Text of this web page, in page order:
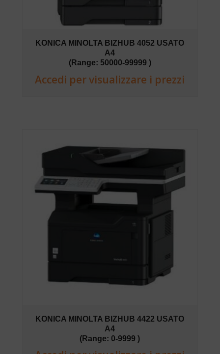
KONICA MINOLTA BIZHUB 4052 USATO
A4
(Range: 50000-99999 )
Accedi per visualizzare i prezzi
KONICA MINOLTA BIZHUB 4422 USATO
A4
(Range: 0-9999 )